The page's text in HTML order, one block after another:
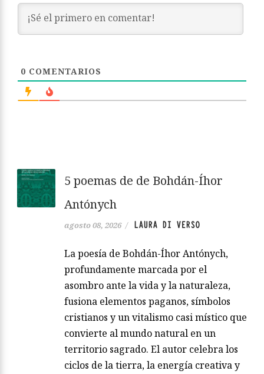
0 COMENTARIOS
5 poemas de de Bohdán-Íhor
Antónych
agosto 08, 2026 / LAURA DI VERSO
La poesía de Bohdán-Íhor Antónych,
profundamente marcada por el
asombro ante la vida y la naturaleza,
fusiona elementos paganos, símbolos
cristianos y un vitalismo casi místico que
convierte al mundo natural en un
territorio sagrado. El autor celebra los
ciclos de la tierra, la energía creativa y